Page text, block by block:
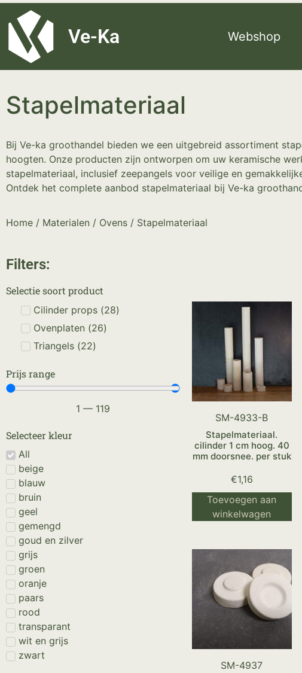
G-8P7N3X5BJ9
Ve-Ka Webshop
Stapelmateriaal
Bij Ve-ka groothandel bieden we een uitgebreid assortiment
hoogten. Onze producten zijn ontworpen om uw keramische
stapelmateriaal, inclusief zeepangels voor veilige en
Ontdek het complete aanbod stapelmateriaal bij Ve-ka
Home / Materialen / Ovens / Stapelmateriaal
Filters:
Selectie soort product
Cilinder props (28)
Ovenplaten (26)
Triangels (22)
Prijs range
1 — 119
Selecteer kleur
All
beige
blauw
bruin
geel
gemengd
goud en zilver
grijs
groen
oranje
paars
rood
transparant
wit en grijs
zwart
SM-4933-B
Stapelmateriaal.
cilinder 1 cm hoog. 40
mm doorsnee. per stuk
€1,16
Toevoegen aan
winkelwagen
SM-4937